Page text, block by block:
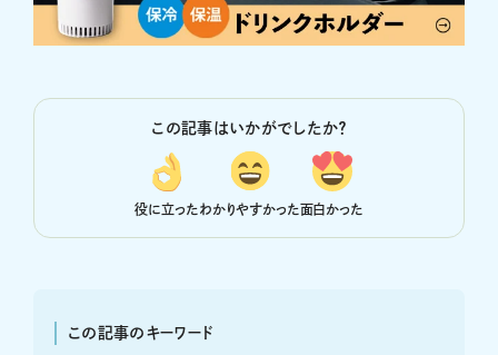
この記事はいかがでしたか？
役に立ったわかりやすかった面白かった
この記事のキーワード